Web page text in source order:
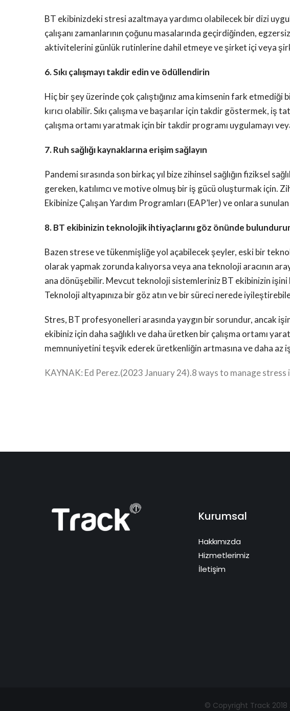
BT ekibinizdeki stresi azaltmaya yardımcı olabilecek bir dizi
çalışanı zamanlarının çoğunu masalarında geçirdiğinden,
aktivitelerini günlük rutinlerine dahil etmeye ve şirket içi veya
6. Sıkı çalışmayı takdir edin ve ödüllendirin
Hiç bir şey üzerinde çok çalıştığınız ama kimsenin fark
kırıcı olabilir. Sıkı çalışma ve başarılar için takdir göstermek,
çalışma ortamı yaratmak için bir takdir programı uygulamayı
7. Ruh sağlığı kaynaklarına erişim sağlayın
Pandemi sırasında son birkaç yıl bize zihinsel sağlığın fiziksel
gereken, katılımcı ve motive olmuş bir iş gücü oluşturmak için.
Ekibinize Çalışan Yardım Programları (EAP’ler) ve onlara
8. BT ekibinizin teknolojik ihtiyaçlarını göz önünde
Bazen strese ve tükenmişliğe yol açabilecek şeyler, eski bir
olarak yapmak zorunda kalıyorsa veya ana teknoloji aracının
ana dönüşebilir. Mevcut teknoloji sistemleriniz BT ekibinizin işini
Teknoloji altyapınıza bir göz atın ve bir süreci nerede
Stres, BT profesyonelleri arasında yaygın bir sorundur, ancak
ekibiniz için daha sağlıklı ve daha üretken bir çalışma ortamı
memnuniyetini teşvik ederek üretkenliğin artmasına ve daha az
KAYNAK: Ed Perez.(2023 January 24).8 ways to manage stress
Kurumsal
Hakkımızda
Hizmetlerimiz
İletişim
© Copyright Track 2018